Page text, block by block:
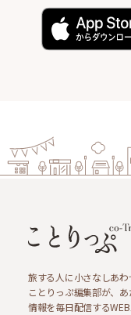
旅する人に小さなしあわ
ことりっぷ編集部が、
情報を毎日配信するWEB